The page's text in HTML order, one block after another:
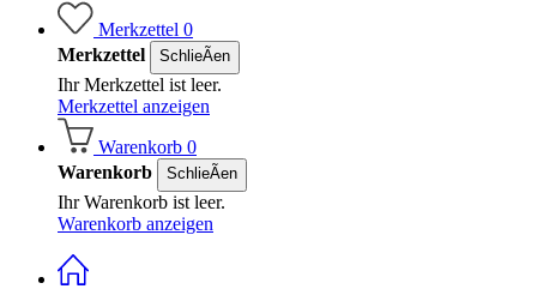
Merkzettel 0
Merkzettel
SchlieÃen
Ihr Merkzettel ist leer.
Merkzettel anzeigen
Warenkorb 0
Warenkorb
SchlieÃen
Ihr Warenkorb ist leer.
Warenkorb anzeigen